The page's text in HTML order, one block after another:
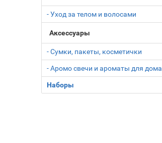
- Уход за телом и волосами
Аксессуары
- Сумки, пакеты, косметички
- Аромо свечи и ароматы для дома
Наборы